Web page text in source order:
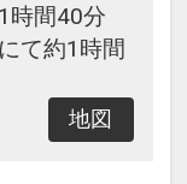
時間40分
て約1時間
地図